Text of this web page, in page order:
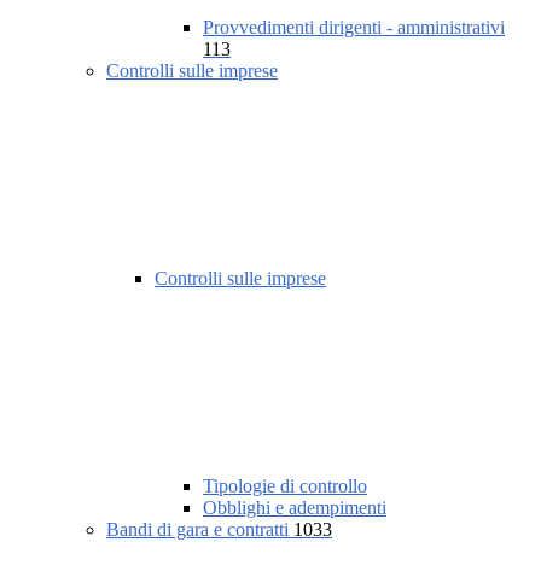
Provvedimenti dirigenti - amministrativi
113
Controlli sulle imprese
Controlli sulle imprese
Tipologie di controllo
Obblighi e adempimenti
Bandi di gara e contratti 1033